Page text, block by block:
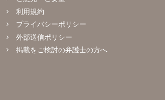
利用規約
プライバシーポリシー
外部送信ポリシー
掲載をご検討の弁護士の方へ